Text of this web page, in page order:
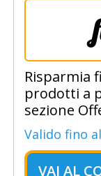
Risparmia
prodotti a
sezione
Valido fino
VAI AL